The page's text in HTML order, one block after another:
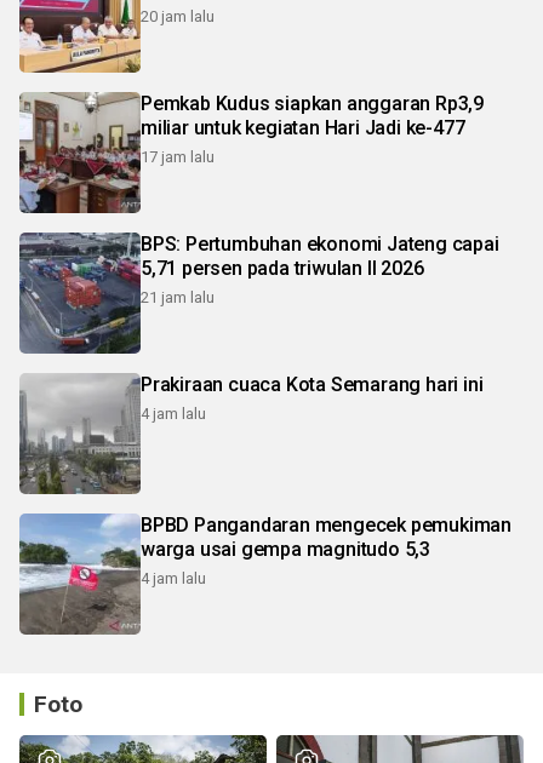
20 jam lalu
Pemkab Kudus siapkan anggaran Rp3,9
miliar untuk kegiatan Hari Jadi ke-477
17 jam lalu
BPS: Pertumbuhan ekonomi Jateng capai
5,71 persen pada triwulan II 2026
21 jam lalu
Prakiraan cuaca Kota Semarang hari ini
4 jam lalu
BPBD Pangandaran mengecek pemukiman
warga usai gempa magnitudo 5,3
4 jam lalu
Foto